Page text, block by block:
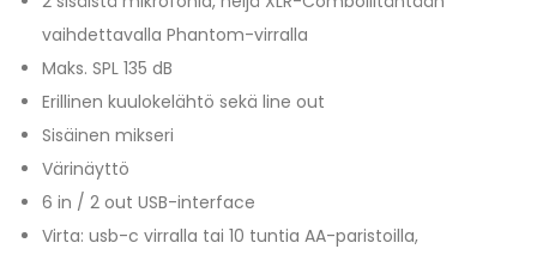
vaihdettavalla Phantom-virralla
Maks. SPL 135 dB
Erillinen kuulokelähtö sekä line out
Sisäinen mikseri
Värinäyttö
6 in / 2 out USB-interface
Virta: usb-c virralla tai 10 tuntia AA-paristoilla,